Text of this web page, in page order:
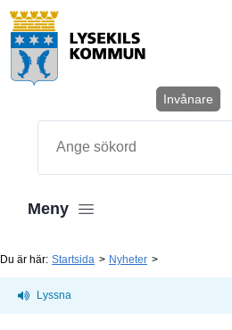
Invånare
Meny
Du är här: Startsida Nyheter
Lyssna